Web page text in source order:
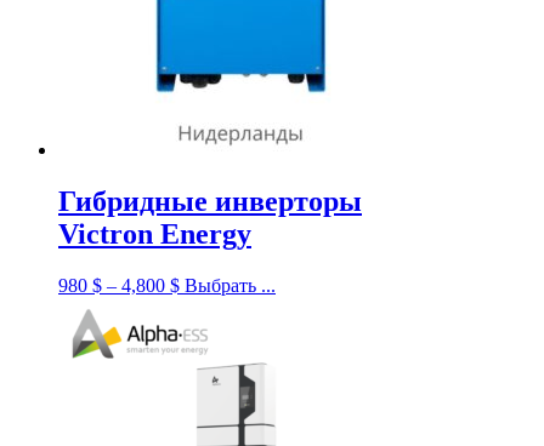
Гибридные инверторы
Victron Energy
980 $ – 4,800 $ Выбрать ...